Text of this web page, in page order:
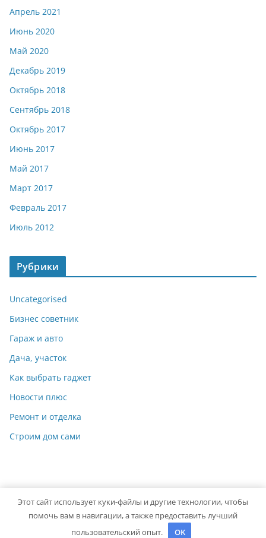
Апрель 2021
Июнь 2020
Май 2020
Декабрь 2019
Октябрь 2018
Сентябрь 2018
Октябрь 2017
Июнь 2017
Май 2017
Март 2017
Февраль 2017
Июль 2012
Рубрики
Uncategorised
Бизнес советник
Гараж и авто
Дача, участок
Как выбрать гаджет
Новости плюс
Ремонт и отделка
Строим дом сами
Copyright © 2026 Мастер на Все Руки. Powered byColorMag
Этот сайт использует куки-файлы и другие технологии, чтобы
помочь вам в навигации, а также предоставить лучший
пользовательский опыт.
OK